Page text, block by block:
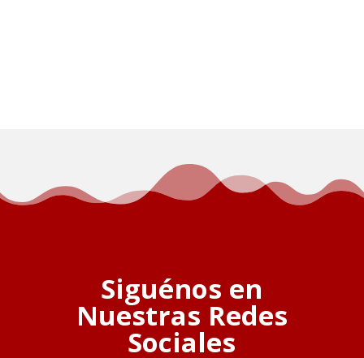
Siguénos en
Nuestras Redes
Sociales